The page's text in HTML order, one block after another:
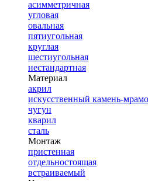
асимметричная
угловая
овальная
пятиугольная
круглая
шестиугольная
нестандартная
Материал
акрил
искусственный камень-
чугун
кварил
сталь
Монтаж
пристенная
отдельностоящая
встраиваемый